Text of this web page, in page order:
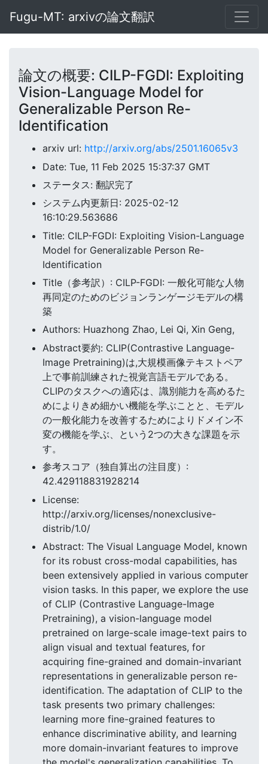
Fugu-MT: arxivの論文翻訳
論文の概要: CILP-FGDI: Exploiting
Vision-Language Model for
Generalizable Person Re-
Identification
arxiv url: http://arxiv.org/abs/2501.16065v3
Date: Tue, 11 Feb 2025 15:37:37 GMT
ステータス: 翻訳完了
システム内更新日: 2025-02-12
16:10:29.563686
Title: CILP-FGDI: Exploiting Vision-Language
Model for Generalizable Person Re-
Identification
Title（参考訳）: CILP-FGDI: 一般化可能な人物
再同定のためのビジョンランゲージモデルの構
築
Authors: Huazhong Zhao, Lei Qi, Xin Geng,
Abstract要約: CLIP(Contrastive Language-
Image Pretraining)は,大規模画像テキストペア
上で事前訓練された視覚言語モデルである。
CLIPのタスクへの適応は、識別能力を高めるた
めによりきめ細かい機能を学ぶことと、モデル
の一般化能力を改善するためによりドメイン不
変の機能を学ぶ、という2つの大きな課題を示
す。
参考スコア（独自算出の注目度）:
42.429118831928214
License:
http://arxiv.org/licenses/nonexclusive-
distrib/1.0/
Abstract: The Visual Language Model, known
for its robust cross-modal capabilities, has
been extensively applied in various computer
vision tasks. In this paper, we explore the use
of CLIP (Contrastive Language-Image
Pretraining), a vision-language model
pretrained on large-scale image-text pairs to
align visual and textual features, for
acquiring fine-grained and domain-invariant
representations in generalizable person re-
identification. The adaptation of CLIP to the
task presents two primary challenges:
learning more fine-grained features to
enhance discriminative ability, and learning
more domain-invariant features to improve